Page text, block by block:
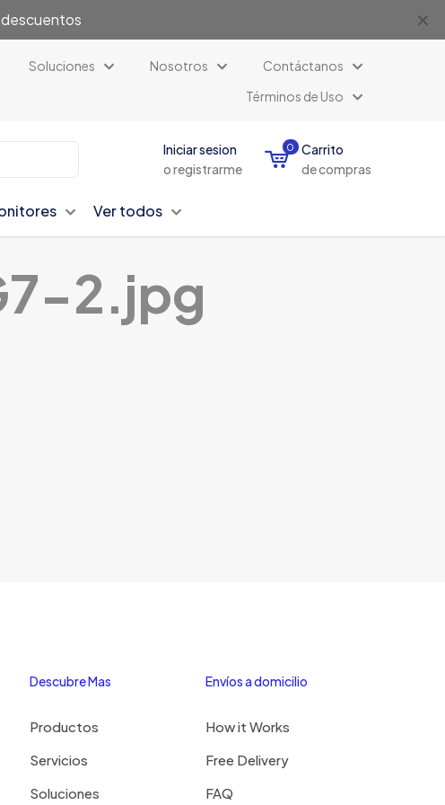
✕
Soluciones Nosotros
Contáctanos
Términos de Uso
Iniciar sesion
o registrarme
0
Carrito
de compras
Ver todos
2.jpg
Descubre Mas
Productos
Servicios
Soluciones
Envíos a domicilio
How it Works
Free Delivery
FAQ